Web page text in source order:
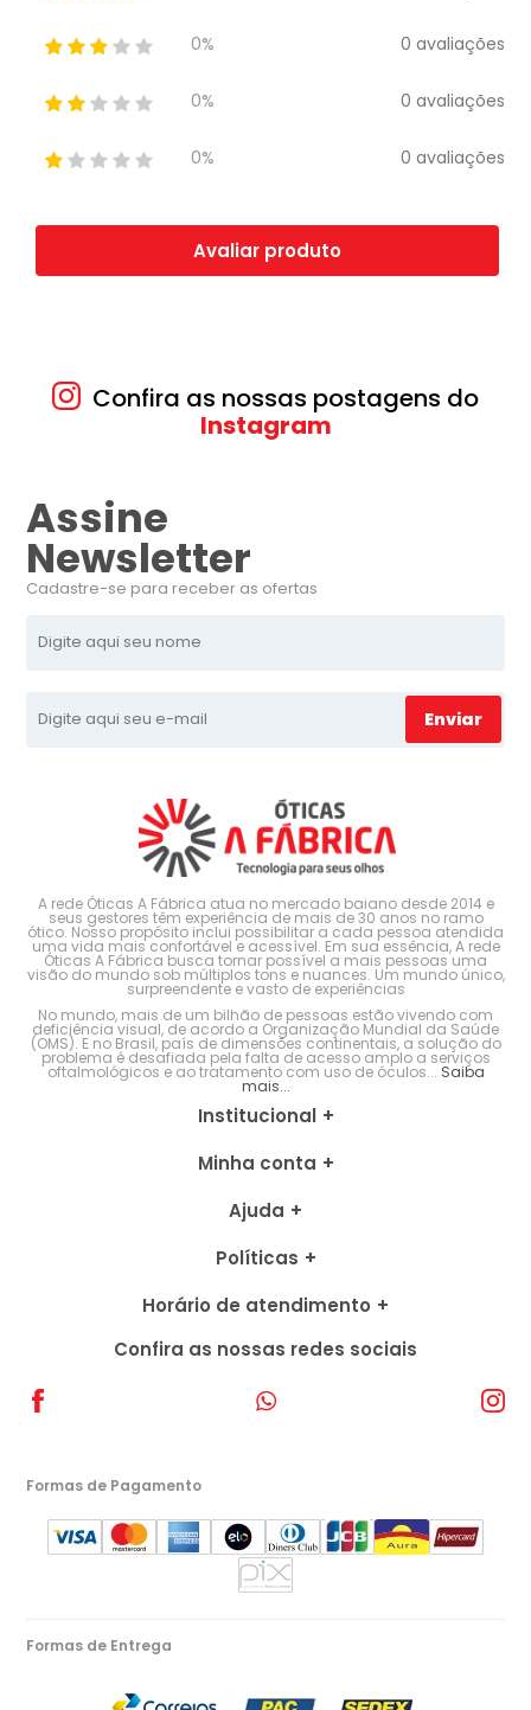
0% 0 avaliações
0% 0 avaliações
0% 0 avaliações
Avaliar produto
Confira as nossas postagens do
Instagram
Assine
Newsletter
Cadastre-se para receber as ofertas
Enviar
A rede Óticas A Fábrica atua no mercado baiano desde 2014 e
seus gestores têm experiência de mais de 30 anos no ramo
ótico. Nosso propósito inclui possibilitar a cada pessoa atendida
uma vida mais confortável e acessível. Em sua essência, A rede
Óticas A Fábrica busca tornar possível a mais pessoas uma
visão do mundo sob múltiplos tons e nuances. Um mundo único,
surpreendente e vasto de experiências
No mundo, mais de um bilhão de pessoas estão vivendo com
deficiência visual, de acordo a Organização Mundial da Saúde
(OMS). E no Brasil, país de dimensões continentais, a solução do
problema é desafiada pela falta de acesso amplo a serviços
oftalmológicos e ao tratamento com uso de óculos... Saiba
mais...
Institucional
Minha conta
Ajuda
Políticas
Horário de atendimento
Confira as nossas redes sociais
Formas de Pagamento
Formas de Entrega